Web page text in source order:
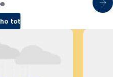
tot